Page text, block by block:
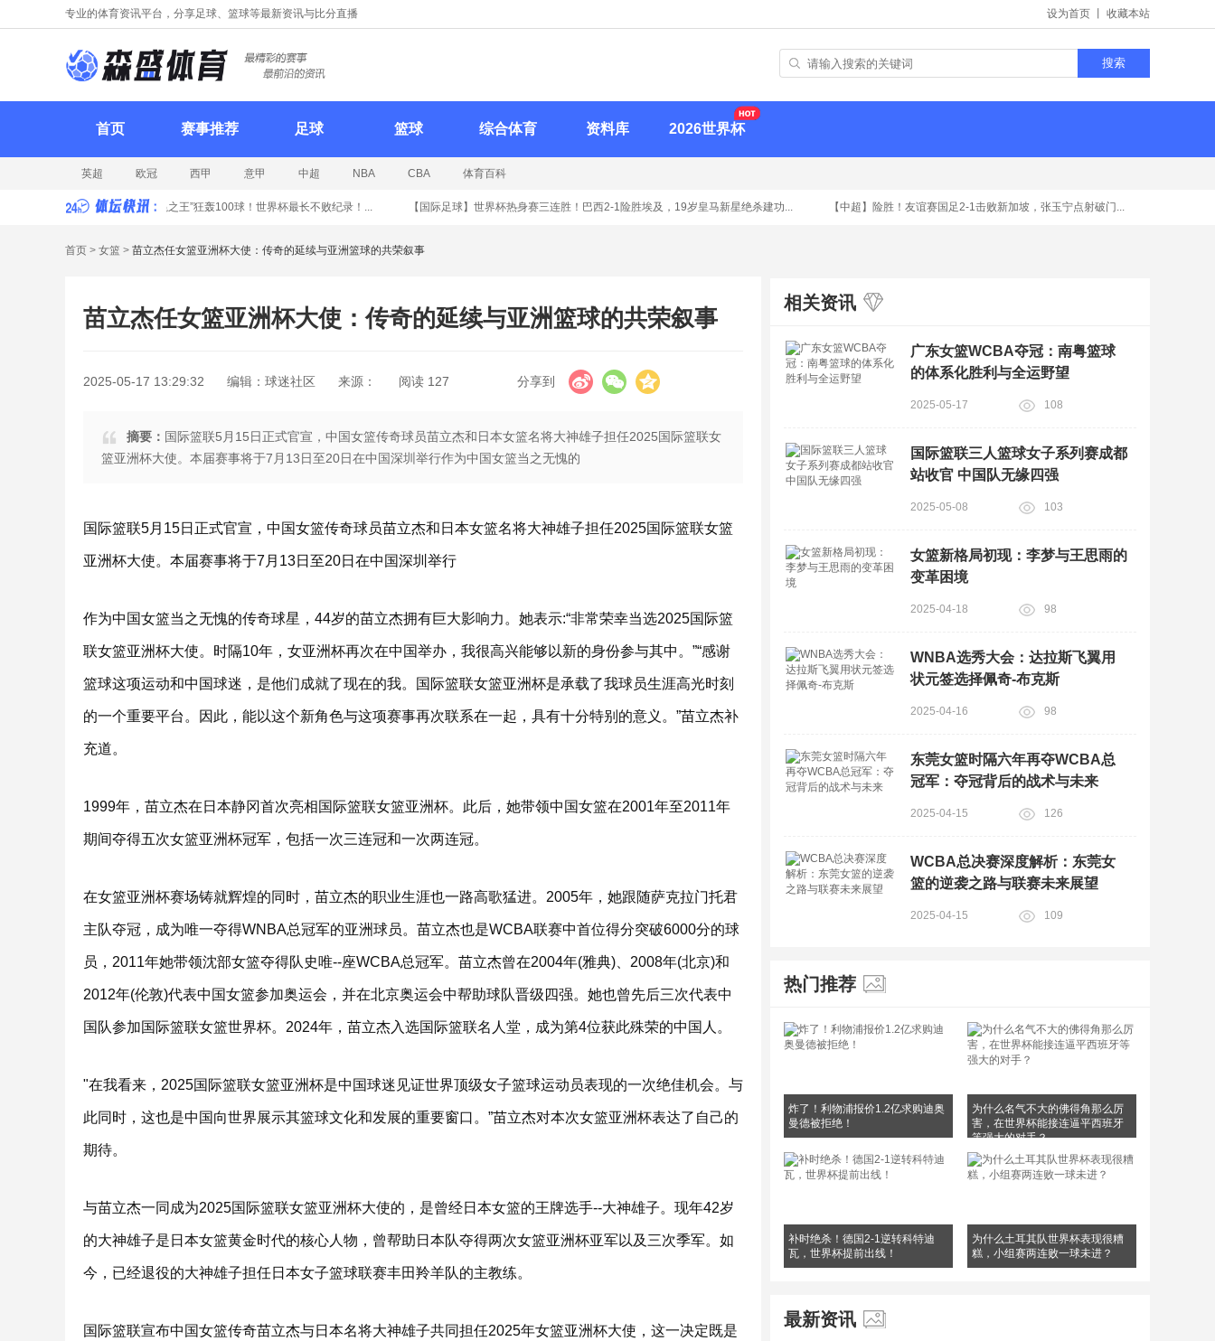
专业的体育资讯平台，分享足球、篮球等最新资讯与比分直播 设为首页 收藏本站
首页 赛事推荐 足球 篮球 综合体育 资料库 2026世界杯
英超 欧冠 西甲 意甲 中超 NBA CBA 体育百科
荷兰5-1横扫瑞典！“无冕之王”狂轰100球！世界杯最长不败纪录！... 【国际足球】世界杯热身赛三连胜！巴西2-1险胜埃及，19岁皇马新星绝杀建功... 【中超】险胜！友谊赛国足2-1击败新加坡，张玉宁点射破门...
首页 > 女篮 > 苗立杰任女篮亚洲杯大使：传奇的延续与亚洲篮球的共荣叙事
苗立杰任女篮亚洲杯大使：传奇的延续与亚洲篮球的共荣叙事
2025-05-17 13:29:32 编辑： 球迷社区 来源： 阅读 127 分享到
摘要： 国际篮联5月15日正式官宣，中国女篮传奇球员苗立杰和日本女篮名将大神雄子担任2025国际篮联女
篮亚洲杯大使。本届赛事将于7月13日至20日在中国深圳举行作为中国女篮当之无愧的
国际篮联5月15日正式官宣，中国女篮传奇球员苗立杰和日本女篮名将大神雄子担任2025国际篮联女篮
亚洲杯大使。本届赛事将于7月13日至20日在中国深圳举行
作为中国女篮当之无愧的传奇球星，44岁的苗立杰拥有巨大影响力。她表示:“非常荣幸当选2025国际篮
联女篮亚洲杯大使。时隔10年，女亚洲杯再次在中国举办，我很高兴能够以新的身份参与其中。”“感谢
篮球这项运动和中国球迷，是他们成就了现在的我。国际篮联女篮亚洲杯是承载了我球员生涯高光时刻
的一个重要平台。因此，能以这个新角色与这项赛事再次联系在一起，具有十分特别的意义。”苗立杰补
充道。
1999年，苗立杰在日本静冈首次亮相国际篮联女篮亚洲杯。此后，她带领中国女篮在2001年至2011年
期间夺得五次女篮亚洲杯冠军，包括一次三连冠和一次两连冠。
在女篮亚洲杯赛场铸就辉煌的同时，苗立杰的职业生涯也一路高歌猛进。2005年，她跟随萨克拉门托君
主队夺冠，成为唯一夺得WNBA总冠军的亚洲球员。苗立杰也是WCBA联赛中首位得分突破6000分的球
员，2011年她带领沈部女篮夺得队史唯--座WCBA总冠军。苗立杰曾在2004年(雅典)、2008年(北京)和
2012年(伦敦)代表中国女篮参加奥运会，并在北京奥运会中帮助球队晋级四强。她也曾先后三次代表中
国队参加国际篮联女篮世界杯。2024年，苗立杰入选国际篮联名人堂，成为第4位获此殊荣的中国人。
"在我看来，2025国际篮联女篮亚洲杯是中国球迷见证世界顶级女子篮球运动员表现的一次绝佳机会。与
此同时，这也是中国向世界展示其篮球文化和发展的重要窗口。”苗立杰对本次女篮亚洲杯表达了自己的
期待。
与苗立杰一同成为2025国际篮联女篮亚洲杯大使的，是曾经日本女篮的王牌选手--大神雄子。现年42岁
的大神雄子是日本女篮黄金时代的核心人物，曾帮助日本队夺得两次女篮亚洲杯亚军以及三次季军。如
今，已经退役的大神雄子担任日本女子篮球联赛丰田羚羊队的主教练。
国际篮联宣布中国女篮传奇苗立杰与日本名将大神雄子共同担任2025年女篮亚洲杯大使，这一决定既是
相关资讯
广东女篮WCBA夺冠：南粤篮球
的体系化胜利与全运野望
2025-05-17 108
国际篮联三人篮球女子系列赛成都
站收官 中国队无缘四强
2025-05-08 103
女篮新格局初现：李梦与王思雨的
变革困境
2025-04-18 98
WNBA选秀大会：达拉斯飞翼用
状元签选择佩奇-布克斯
2025-04-16 98
东莞女篮时隔六年再夺WCBA总
冠军：夺冠背后的战术与未来
2025-04-15 126
WCBA总决赛深度解析：东莞女
篮的逆袭之路与联赛未来展望
2025-04-15 109
热门推荐
炸了！利物浦报价1.2亿求购迪奥
曼德被拒绝！
为什么名气不大的佛得角那么厉
害，在世界杯能接连逼平西班牙
等强大的对手？
补时绝杀！德国2-1逆转科特迪
瓦，世界杯提前出线！
为什么土耳其队世界杯表现很糟
糕，小组赛两连败一球未进？
最新资讯